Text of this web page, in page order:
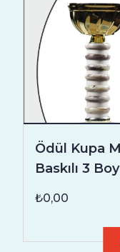
Ödül Kupa
Baskılı 3
₺0,00